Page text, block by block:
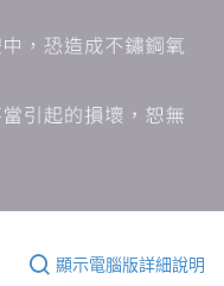
顯示電腦版詳細說明